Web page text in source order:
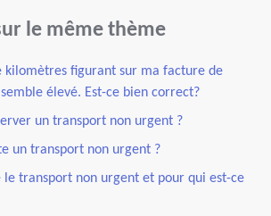
le même thème
kilomètres figurant sur ma facture de
élevé. Est-ce bien correct?
un transport non urgent ?
un transport non urgent ?
le transport non urgent et pour qui est-ce